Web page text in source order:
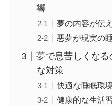
響
夢の内容が伝
悪夢が現実の
夢で息苦しくな
な対策
快適な睡眠環
健康的な生活